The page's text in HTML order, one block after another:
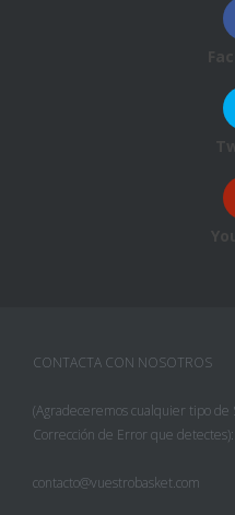
CONTACTA CON NOSOTROS
(Agradeceremos cualquier tipo
Corrección de Error que detectes):
contacto@vuestrobasket.com